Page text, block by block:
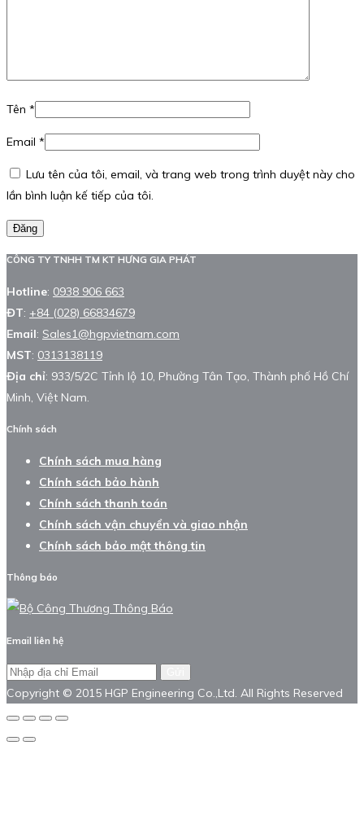
Tên *
Email *
Lưu tên của tôi, email, và trang web trong trình duyệt này cho
lần bình luận kế tiếp của tôi.
Đăng
CÔNG TY TNHH TM KT HƯNG GIA PHÁT
Hotline: 0938 906 663
ĐT: +84 (028) 66834679
Email: Sales1@hgpvietnam.com
MST: 0313138119
Địa chỉ: 933/5/2C Tỉnh lộ 10, Phường Tân Tạo, Thành phố Hồ Chí
Minh, Việt Nam.
Chính sách
Chính sách mua hàng
Chính sách bảo hành
Chính sách thanh toán
Chính sách vận chuyển và giao nhận
Chính sách bảo mật thông tin
Thông báo
Email liên hệ
Copyright © 2015 HGP Engineering Co.,Ltd. All Rights Reserved